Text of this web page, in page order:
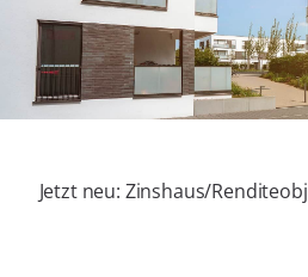
Jetzt neu: Zinshaus/